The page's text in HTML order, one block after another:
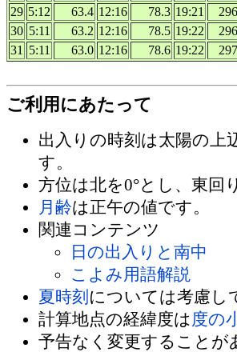
29 5:12 63.4 12:16 78.3 19:21
30 5:11 63.2 12:16 78.5 19:22
31
5:11 63.0 12:16 78.6 19:22
ご利用にあたって
出入りの時刻は太陽の上
す。
方位は北を0°とし、東回
月齢は正午の値です。
関連コンテンツ
日の出入りと南中
こよみ用語解説
夏時刻 については考慮し
計算地点の経緯度は 度の
予告なく変更することが